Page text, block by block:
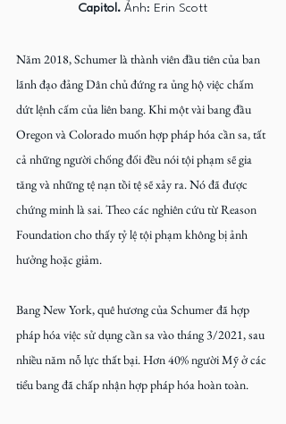
Capitol. Ảnh: Erin Scott
Năm 2018, Schumer là thành viên đầu tiên của ban
lãnh đạo đảng Dân chủ đứng ra ủng hộ việc chấm
dứt lệnh cấm của liên bang. Khi một vài bang đầu
Oregon và Colorado muốn hợp pháp hóa cần sa, tất
cả những người chống đối đều nói tội phạm sẽ gia
tăng và những tệ nạn tồi tệ sẽ xảy ra. Nó đã được
chứng minh là sai. Theo các nghiên cứu từ Reason
Foundation cho thấy tỷ lệ tội phạm không bị ảnh
hưởng hoặc giảm.
Bang New York, quê hương của Schumer đã hợp
pháp hóa việc sử dụng cần sa vào tháng 3/2021, sau
nhiều năm nỗ lực thất bại. Hơn 40% người Mỹ ở các
tiểu bang đã chấp nhận hợp pháp hóa hoàn toàn.